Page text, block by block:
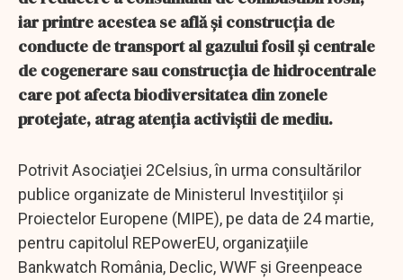
iar printre acestea se află şi construcţia de
conducte de transport al gazului fosil şi centrale
de cogenerare sau construcţia de hidrocentrale
care pot afecta biodiversitatea din zonele
protejate, atrag atenţia activiştii de mediu.
Potrivit Asociaţiei 2Celsius, în urma consultărilor
publice organizate de Ministerul Investiţiilor şi
Proiectelor Europene (MIPE), pe data de 24 martie,
pentru capitolul REPowerEU, organizaţiile
Bankwatch România, Declic, WWF şi Greenpeace